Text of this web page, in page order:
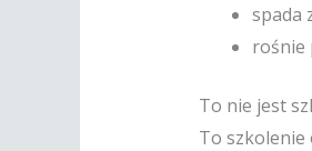
spada
rośnie
To nie jest
To szkolenie